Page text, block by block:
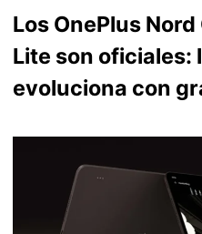
Los OnePlus Nord
Lite son oficiales:
evoluciona con